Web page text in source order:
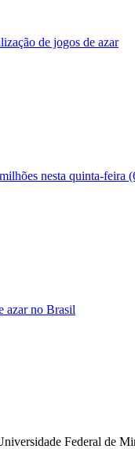
de jogos de azar
nesta quinta-feira
azar no Brasil
Federal de